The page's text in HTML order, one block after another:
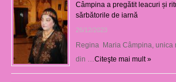
Câmpina a pregătit leacuri și
sărbătorile de iarnă
26/12/2023
Regina Maria Câmpina, unica
din …Citeşte mai mult »